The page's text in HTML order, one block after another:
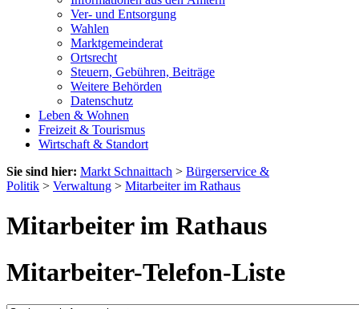
Ver- und Entsorgung
Wahlen
Marktgemeinderat
Ortsrecht
Steuern, Gebühren, Beiträge
Weitere Behörden
Datenschutz
Leben & Wohnen
Freizeit & Tourismus
Wirtschaft & Standort
Sie sind hier: Markt Schnaittach > Bürgerservice &
Politik > Verwaltung > Mitarbeiter im Rathaus
Mitarbeiter im Rathaus
Mitarbeiter-Telefon-Liste